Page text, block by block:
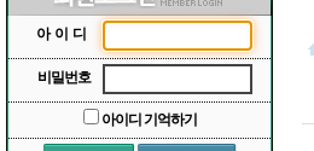
아이디
비밀번호
아이디 기억하기